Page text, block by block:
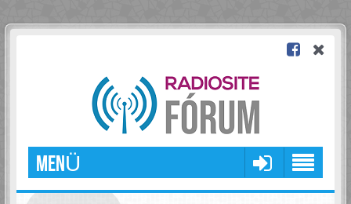
MENÜ